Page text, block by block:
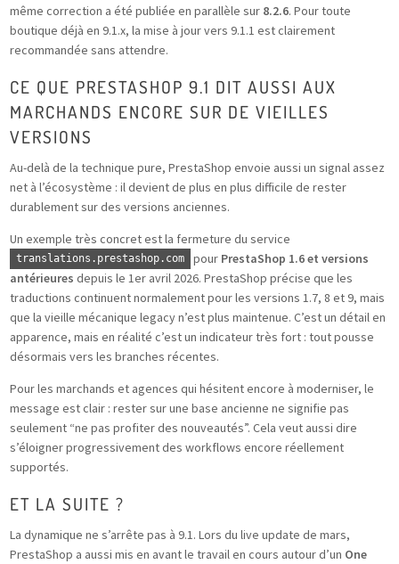
même correction a été publiée en parallèle sur 8.2.6. Pour toute
boutique déjà en 9.1.x, la mise à jour vers 9.1.1 est clairement
recommandée sans attendre.
CE QUE PRESTASHOP 9.1 DIT AUSSI AUX
MARCHANDS ENCORE SUR DE VIEILLES
VERSIONS
Au-delà de la technique pure, PrestaShop envoie aussi un signal assez
net à l’écosystème : il devient de plus en plus difficile de rester
durablement sur des versions anciennes.
Un exemple très concret est la fermeture du service
translations.prestashop.com pour PrestaShop 1.6 et versions
antérieures depuis le 1er avril 2026. PrestaShop précise que les
traductions continuent normalement pour les versions 1.7, 8 et 9, mais
que la vieille mécanique legacy n’est plus maintenue. C’est un détail en
apparence, mais en réalité c’est un indicateur très fort : tout pousse
désormais vers les branches récentes.
Pour les marchands et agences qui hésitent encore à moderniser, le
message est clair : rester sur une base ancienne ne signifie pas
seulement “ne pas profiter des nouveautés”. Cela veut aussi dire
s’éloigner progressivement des workflows encore réellement
supportés.
ET LA SUITE ?
La dynamique ne s’arrête pas à 9.1. Lors du live update de mars,
PrestaShop a aussi mis en avant le travail en cours autour d’un One